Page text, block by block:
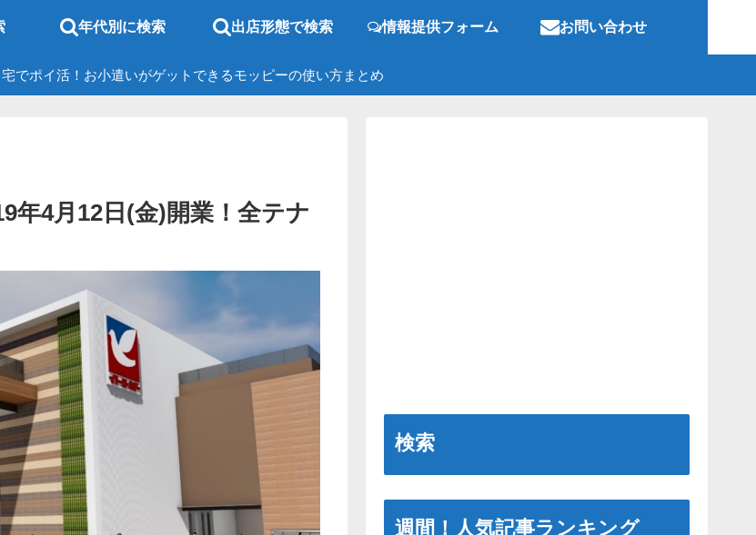
年代別に検索 出店形態で検索 情報提供フォーム お問い合わせ
宅でポイ活！お小遣いがゲットできるモッピーの使い方まとめ
年4月12日(金)開業！全テナ
検索
週間！人気記事ランキング